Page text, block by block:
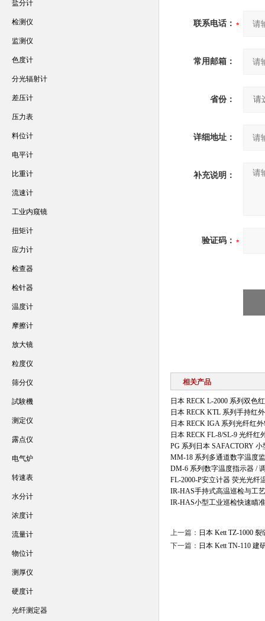
联系电话：
常用邮箱：
省份：
详细地址：
补充说明：
验证码：
相关产品
日本 RECK L-2000 系列双色
日本 RECK KTL 系列手持红
日本 RECK IGA 系列光纤红
日本 RECK FL-8/SL-9 光纤红
PG 系列日本 SAFACTORY
MM-18 系列多通道数字温度
DM-6 系列数字温度指示器 /
FL-2000-P安立计器 荧光光纤
IR-HAS手持式高温巡检与工
IR-HAS小型工业巡检快速瞄
上一篇： 日本 Kett TZ-1000
下一篇： 日本 Kett TN-110 建
盐分计
检测仪
监测仪
色度计
分光辐射计
差压计
压力表
料位计
电平计
比重计
流速计
工业内窥镜
扭矩计
应力计
检查器
检针器
温度计
摩擦计
放大镜
粒度仪
筛分仪
試験機
测定仪
露点仪
电气炉
转速表
水分计
浓度计
流量计
物位计
测厚仪
硬度计
光纤测定器